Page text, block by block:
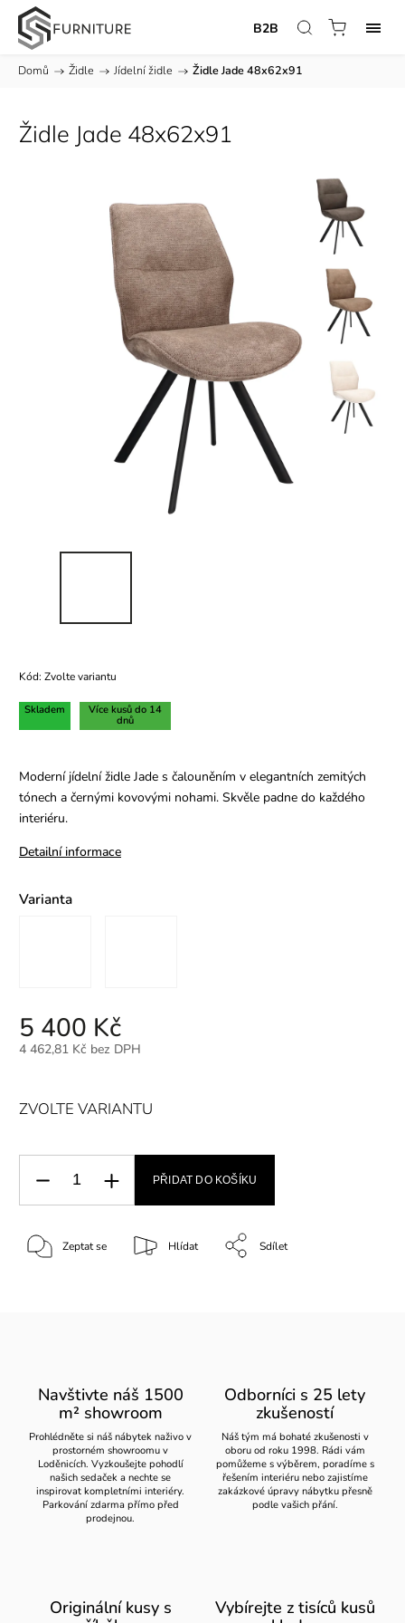
B2B
Domů / Židle / Jídelní židle / Židle Jade 48x62x91
Židle Jade 48x62x91
Kód: Zvolte variantu
Moderní jídelní židle Jade s čalouněním v elegantních zemitých
tónech a černými kovovými nohami. Skvěle padne do každého
interiéru.
Detailní informace
Skladem
Více kusů do 14
dnů
Varianta
5 400 Kč
4 462,81 Kč bez DPH
ZVOLTE VARIANTU
PŘIDAT DO KOŠÍKU
Zeptat se Hlídat Sdílet
Navštivte náš 1500
m² showroom
Prohlédněte si náš nábytek naživo v
prostorném showroomu v
Loděnicích. Vyzkoušejte pohodlí
našich sedaček a nechte se
inspirovat kompletními interiéry.
Parkování zdarma přímo před
prodejnou.
Odborníci s 25 lety
zkušeností
Náš tým má bohaté zkušenosti v
oboru od roku 1998. Rádi vám
pomůžeme s výběrem, poradíme s
řešením interiéru nebo zajistíme
zakázkové úpravy nábytku přesně
podle vašich přání.
Originální kusy s
Vybírejte z tisíců kusů